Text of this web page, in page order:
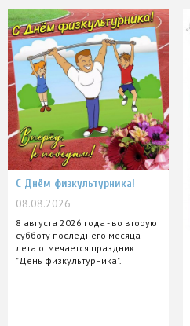
С Днём физкультурника!
08.08.2026
8 августа 2026 года - во вторую
субботу последнего месяца
лета отмечается праздник
"День физкультурника".